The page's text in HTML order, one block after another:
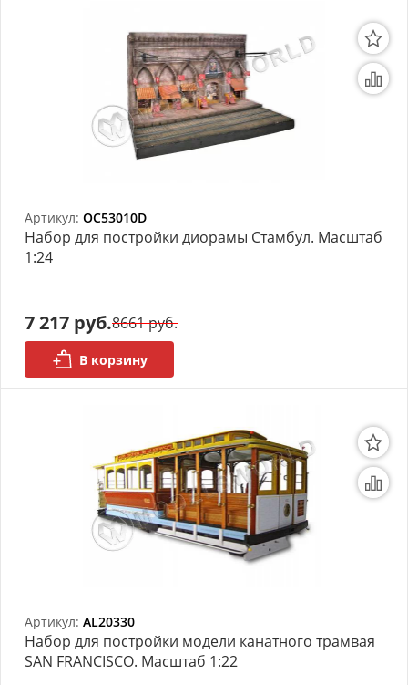
Артикул: OC53010D
Набор для постройки диорамы Стамбул. Масштаб
1:24
7 217 руб.8661 руб.
В корзину
Артикул: AL20330
Набор для постройки модели канатного трамвая
SAN FRANCISCO. Масштаб 1:22